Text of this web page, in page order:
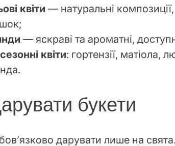
квіти — натуральні
— яскраві та ароматні,
квіти: гортензії,
букети
дарувати лише на